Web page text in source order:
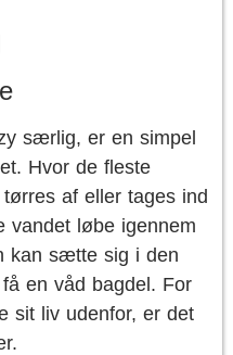
særlig, er en simpel
Hvor de fleste
af eller tages ind
vandet løbe igennem
kan sætte sig i den
en våd bagdel. For
sit liv udenfor, er det